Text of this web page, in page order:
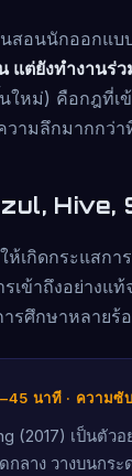
สอนนักออกแบ
แต่ยังทำงานร่
ใหม่) คือกฎที่
วามลึกมากกว่
Hive,
เกิดกระแสก
ข้าถึงอย่างแท้
รศึกษาหลายร้
นาที · ความ
(2017) เป็นตั
กลาง วางบนก